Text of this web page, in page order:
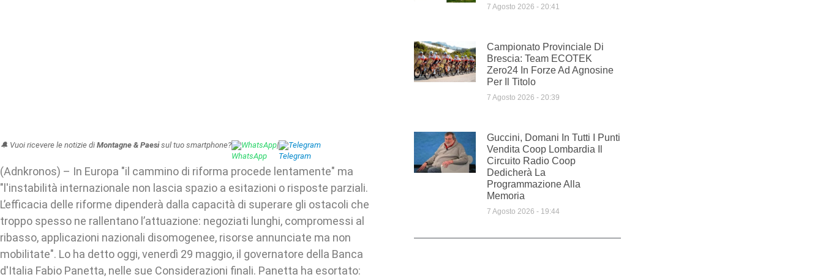
🔔 Vuoi ricevere le notizie di Montagne & Paesisul tuo smartphone? WhatsApp| Telegram
(Adnkronos) – In Europa "il cammino di riforma procede lentamente" ma
"l'instabilità internazionale non lascia spazio a esitazioni o risposte parziali.
L’efficacia delle riforme dipenderà dalla capacità di superare gli ostacoli che
troppo spesso ne rallentano l’attuazione: negoziati lunghi, compromessi al
ribasso, applicazioni nazionali disomogenee, risorse annunciate ma non
mobilitate". Lo ha detto oggi, venerdì 29 maggio, il governatore della Banca
d'Italia Fabio Panetta, nelle sue Considerazioni finali. Panetta ha esortato:
7 Agosto 2026 20:41
Campionato Provinciale Di
Brescia: Team ECOTEK
Zero24 In Forze Ad Agnosine
Per Il Titolo
7 Agosto 2026 20:39
Guccini, Domani In Tutti I Punti
Vendita Coop Lombardia Il
Circuito Radio Coop
Dedicherà La
Programmazione Alla
Memoria
7 Agosto 2026 19:44